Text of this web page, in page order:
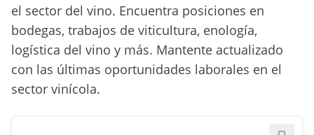
el sector del vino. Encuentra posiciones en
bodegas, trabajos de viticultura, enología,
logística del vino y más. Mantente actualizado
con las últimas oportunidades laborales en el
sector vinícola.